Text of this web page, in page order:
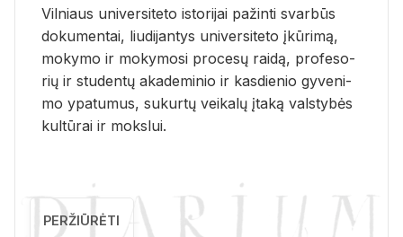
Vil­niaus uni­ver­si­te­to is­to­ri­jai pa­žin­ti svar­būs
do­ku­men­tai, liu­di­jan­tys uni­ver­si­te­to įkū­ri­mą,
mo­ky­mo ir mo­ky­mo­si pro­ce­sų rai­dą, pro­fe­so­
rių ir stu­den­tų aka­de­mi­nio ir kas­die­nio gy­ve­ni­
mo ypa­tu­mus, su­kur­tų vei­ka­lų įta­ką vals­ty­bės
kul­tū­rai ir moks­lui.
PERŽIŪRĖTI